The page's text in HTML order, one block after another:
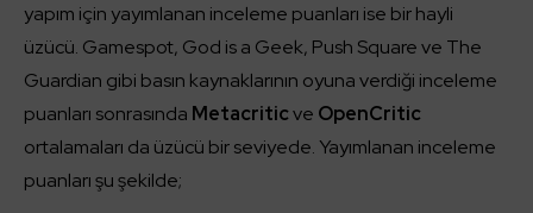
yapım için yayımlanan inceleme puanları ise bir hayli
üzücü. Gamespot, God is a Geek, Push Square ve The
Guardian gibi basın kaynaklarının oyuna verdiği inceleme
puanları sonrasında Metacriticve OpenCritic
ortalamaları da üzücü bir seviyede. Yayımlanan inceleme
puanları şu şekilde;